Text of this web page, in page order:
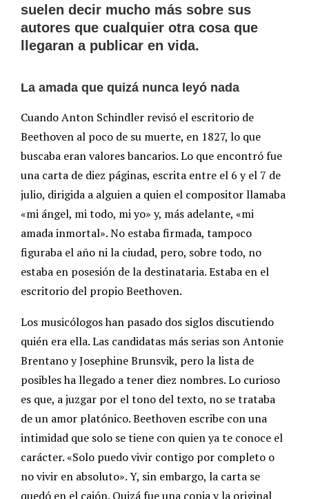
suelen decir mucho más sobre sus
autores que cualquier otra cosa que
llegaran a publicar en vida.
La amada que quizá nunca leyó nada
Cuando Anton Schindler revisó el escritorio de
Beethoven al poco de su muerte, en 1827, lo que
buscaba eran valores bancarios. Lo que encontró fue
una carta de diez páginas, escrita entre el 6 y el 7 de
julio, dirigida a alguien a quien el compositor llamaba
«mi ángel, mi todo, mi yo» y, más adelante, «mi
amada inmortal». No estaba firmada, tampoco
figuraba el año ni la ciudad, pero, sobre todo, no
estaba en posesión de la destinataria. Estaba en el
escritorio del propio Beethoven.
Los musicólogos han pasado dos siglos discutiendo
quién era ella. Las candidatas más serias son Antonie
Brentano y Josephine Brunsvik, pero la lista de
posibles ha llegado a tener diez nombres. Lo curioso
es que, a juzgar por el tono del texto, no se trataba
de un amor platónico. Beethoven escribe con una
intimidad que solo se tiene con quien ya te conoce el
carácter. «Solo puedo vivir contigo por completo o
no vivir en absoluto». Y, sin embargo, la carta se
quedó en el cajón. Quizá fue una copia y la original